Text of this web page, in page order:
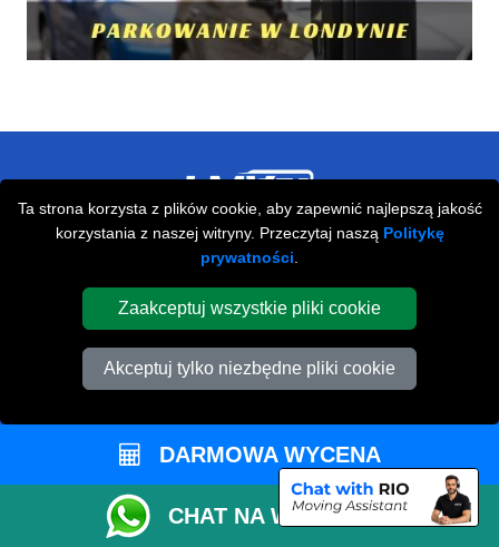
Ta strona korzysta z plików cookie, aby zapewnić najlepszą jakość
korzystania z naszej witryny. Przeczytaj naszą Politykę
prywatności
Zaakceptuj wszystkie pliki cookie
Akceptuj tylko niezbędne pliki cookie
Przeprowadzki Londyn
673 Seven Sisters Road
N15 5LA London ,UK
+44 208 099 9173
STREFA KLIENTA
DARMOWA WYCENA
CHAT NA WHATSAPP